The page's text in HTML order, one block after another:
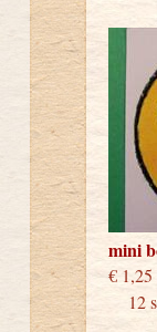
mini
12